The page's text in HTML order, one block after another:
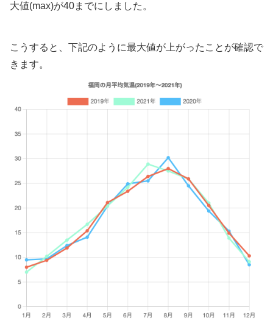
大値(max)が40までにしました。
こうすると、下記のように最大値が上がったことが確認で
きます。